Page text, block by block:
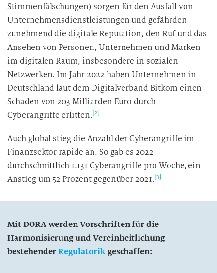
Stimmenfälschungen) sorgen für den Ausfall von
Unternehmensdienstleistungen und gefährden
zunehmend die digitale Reputation, den Ruf und das
Ansehen von Personen, Unternehmen und Marken
im digitalen Raum, insbesondere in sozialen
Netzwerken. Im Jahr 2022 haben Unternehmen in
Deutschland laut dem Digitalverband Bitkom einen
Schaden von 203 Milliarden Euro durch
Cyberangriffe erlitten. [2]
Auch global stieg die Anzahl der Cyberangriffe im
Finanzsektor rapide an. So gab es 2022
durchschnittlich 1.131 Cyberangriffe pro Woche, ein
Anstieg um 52 Prozent gegenüber 2021. [3]
Mit DORA werden Vorschriften für die
Harmonisierung und Vereinheitlichung
bestehenderRegulatorikgeschaffen: